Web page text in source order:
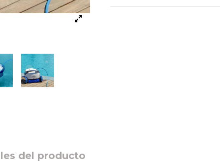
del producto